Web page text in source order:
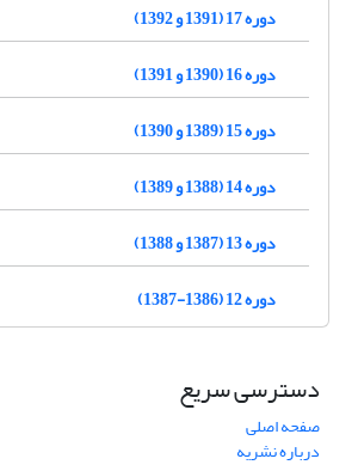
دوره 17 (1391 و 1392)
دوره 16 (1390 و 1391)
دوره 15 (1389 و 1390)
دوره 14 (1388 و 1389)
دوره 13 (1387 و 1388)
دوره 12 (1386-1387)
دسترسی سریع
صفحه اصلی
درباره نشریه